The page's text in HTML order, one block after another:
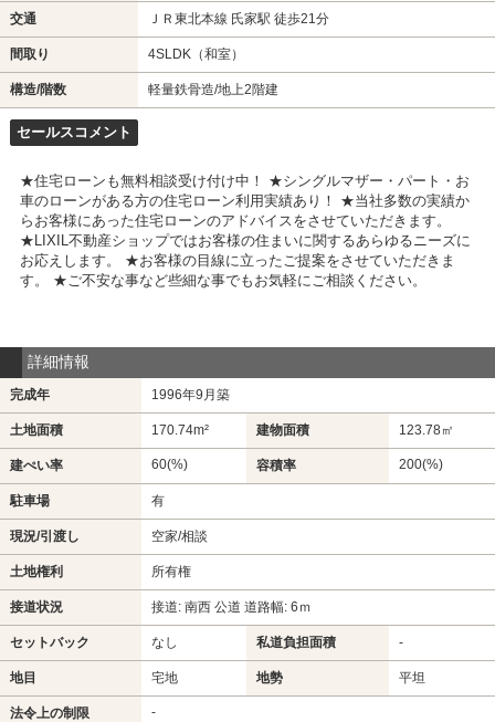
交通 ＪＲ東北本線 氏家駅 徒歩21分
間取り 4SLDK（和室）
構造/階数 軽量鉄骨造/地上2階建
セールスコメント
★住宅ローンも無料相談受け付け中！ ★シングルマザー・パート・お
車のローンがある方の住宅ローン利用実績あり！ ★当社多数の実績か
らお客様にあった住宅ローンのアドバイスをさせていただきます。
★LIXIL不動産ショップではお客様の住まいに関するあらゆるニーズに
お応えします。 ★お客様の目線に立ったご提案をさせていただきま
す。 ★ご不安な事など些細な事でもお気軽にご相談ください。
詳細情報
完成年 1996年9月築
土地面積 170.74m² 建物面積 123.78㎡
建ぺい率 60(%) 容積率 200(%)
駐車場 有
現況/引渡し 空家/相談
土地権利 所有権
接道状況 接道: 南西 公道 道路幅: 6ｍ
セットバック なし 私道負担面積 -
地目 宅地 地勢 平坦
法令上の制限 -